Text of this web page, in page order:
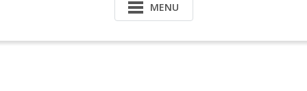
MENU